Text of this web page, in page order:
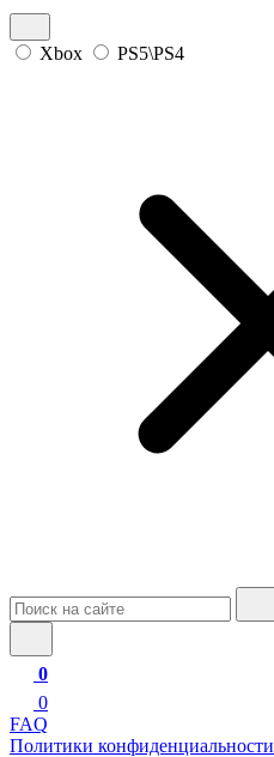
Xbox PS5\PS4
0
0
FAQ
Политики конфиденциальности